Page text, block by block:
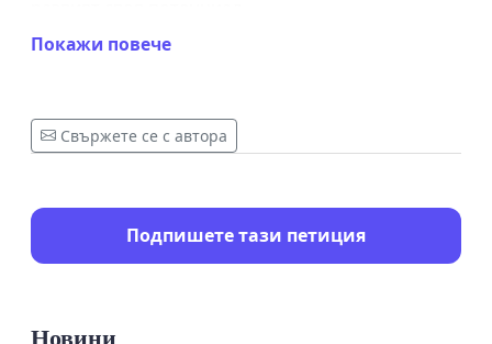
Ресурсните центрове до този момент са били на
по области са функционирали като
второстепенни разпоредители на държавни
Държавата се опитва дапромени нещо, което
работии което е доказало, че работи в
На първо място прави впечатление фактът, че
Покажи повече
Свържете се с автора
Подпишете тази петиция
Новини